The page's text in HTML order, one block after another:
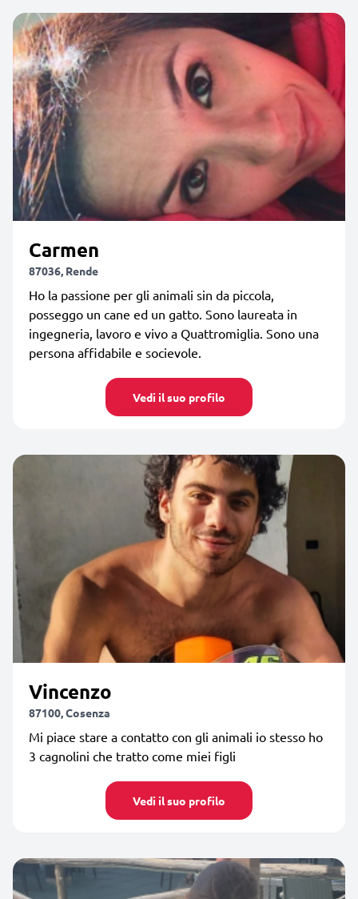
Carmen
87036, Rende
Ho la passione per gli animali sin da piccola,
posseggo un cane ed un gatto. Sono laureata in
ingegneria, lavoro e vivo a Quattromiglia. Sono una
persona affidabile e socievole.
Vedi il suo profilo
Vincenzo
87100, Cosenza
Mi piace stare a contatto con gli animali io stesso ho
3 cagnolini che tratto come miei figli
Vedi il suo profilo